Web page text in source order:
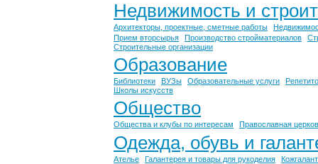
Недвижимость и
Архитекторы, проектные, сметные работы
Прием вторсырья
Производство стройматериалов
Строительные организации
Образование
Библиотеки ВУЗы Образовательные услуги
Школы искусств
Общество
Общества и клубы по интересам Православная
Одежда, обувь и
Ателье Галантерея и товары для рукоделия